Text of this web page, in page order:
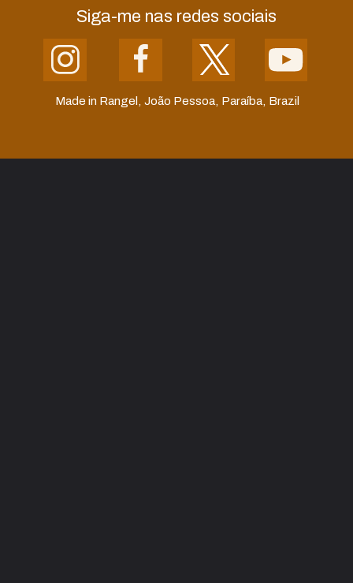
Made in Rangel, João Pessoa, Paraíba, Brazil
Siga-me nas redes sociais